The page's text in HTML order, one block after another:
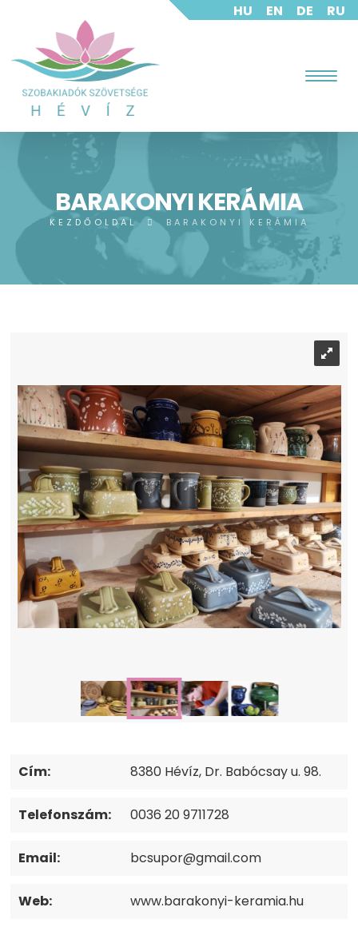
HU EN DE RU
BARAKONYI KERÁMIA
KEZDŐOLDAL BARAKONYI KERÁMIA
Cím: 8380 Hévíz, Dr. Babócsay u. 98.
Telefonszám: 0036 20 9711728
Email: bcsupor@gmail.com
Web: www.barakonyi-keramia.hu